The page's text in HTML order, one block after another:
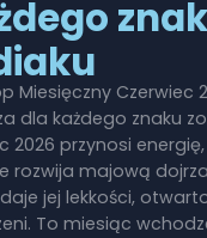
Miesięczny Czerwiec
dla każdego znaku
2026 przynosi
rozwija majową
jej lekkości,
To miesiąc